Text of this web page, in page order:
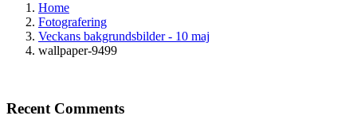
Home
Fotografering
Veckans bakgrundsbilder - 10 maj
wallpaper-9499
Recent Comments